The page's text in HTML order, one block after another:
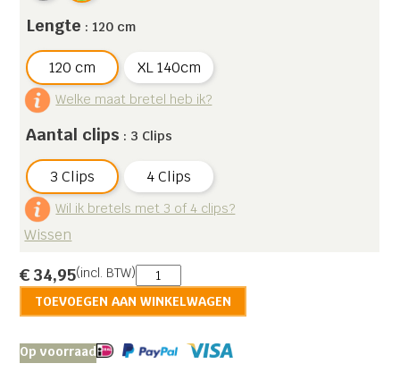
Lengte : 120 cm
120 cm XL 140cm
Welke maat bretel heb ik?
Aantal clips : 3 Clips
3 Clips 4 Clips
Wil ik bretels met 3 of 4 clips?
Wissen
€34,95(incl. BTW) Cammo
bretel
aantal
TOEVOEGEN AAN WINKELWAGEN
Op voorraad